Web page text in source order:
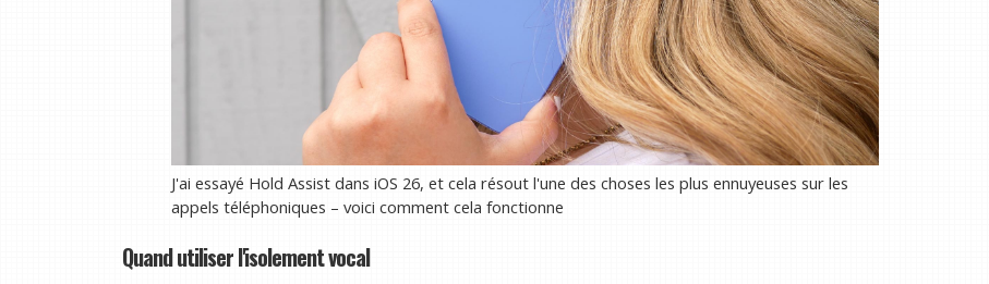
J'ai essayé Hold Assist dans iOS 26, et cela résout l'une des choses les plus ennuyeuses sur les
appels téléphoniques – voici comment cela fonctionne
Quand utiliser l'isolement vocal